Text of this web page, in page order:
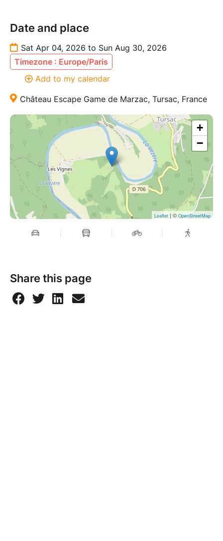
Date and place
Sat Apr 04, 2026 to Sun Aug 30, 2026
Timezone : Europe/Paris
Add to my calendar
Château Escape Game de Marzac, Tursac, France
+
−
Leaflet | © OpenStreetMap
Share this page